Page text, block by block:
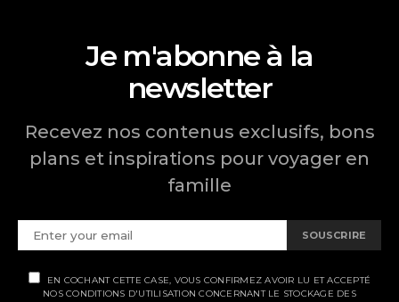
Je m'abonne à la
newsletter
Recevez nos contenus exclusifs, bons
plans et inspirations pour voyager en
famille
SOUSCRIRE
EN COCHANT CETTE CASE, VOUS CONFIRMEZ AVOIR LU ET ACCEPTÉ
NOS CONDITIONS D'UTILISATION CONCERNANT LE STOCKAGE DES